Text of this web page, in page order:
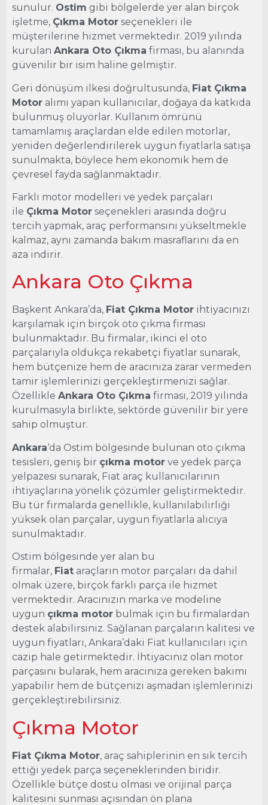
sunulur. Ostim gibi bölgelerde yer alan birçok
işletme, Çıkma Motor seçenekleri ile
müşterilerine hizmet vermektedir. 2019 yılında
kurulan Ankara Oto Çıkma firması, bu alanında
güvenilir bir isim haline gelmiştir.
Geri dönüşüm ilkesi doğrultusunda, Fiat Çıkma
Motor alımı yapan kullanıcılar, doğaya da katkıda
bulunmuş oluyorlar. Kullanım ömrünü
tamamlamış araçlardan elde edilen motorlar,
yeniden değerlendirilerek uygun fiyatlarla satışa
sunulmakta, böylece hem ekonomik hem de
çevresel fayda sağlanmaktadır.
Farklı motor modelleri ve yedek parçaları
ile Çıkma Motor seçenekleri arasında doğru
tercih yapmak, araç performansını yükseltmekle
kalmaz, aynı zamanda bakım masraflarını da en
aza indirir.
Ankara Oto Çıkma
Başkent Ankara’da, Fiat Çıkma Motor ihtiyacınızı
karşılamak için birçok oto çıkma firması
bulunmaktadır. Bu firmalar, ikinci el oto
parçalarıyla oldukça rekabetçi fiyatlar sunarak,
hem bütçenize hem de aracınıza zarar vermeden
tamir işlemlerinizi gerçekleştirmenizi sağlar.
Özellikle Ankara Oto Çıkma firması, 2019 yılında
kurulmasıyla birlikte, sektörde güvenilir bir yere
sahip olmuştur.
Ankara‘da Ostim bölgesinde bulunan oto çıkma
tesisleri, geniş bir çıkma motor ve yedek parça
yelpazesi sunarak, Fiat araç kullanıcılarının
ihtiyaçlarına yönelik çözümler geliştirmektedir.
Bu tür firmalarda genellikle, kullanılabilirliği
yüksek olan parçalar, uygun fiyatlarla alıcıya
sunulmaktadır.
Ostim bölgesinde yer alan bu
firmalar, Fiat araçların motor parçaları da dahil
olmak üzere, birçok farklı parça ile hizmet
vermektedir. Aracınızın marka ve modeline
uygun çıkma motor bulmak için bu firmalardan
destek alabilirsiniz. Sağlanan parçaların kalitesi ve
uygun fiyatları, Ankara’daki Fiat kullanıcıları için
cazip hale getirmektedir. İhtiyacınız olan motor
parçasını bularak, hem aracınıza gereken bakımı
yapabilir hem de bütçenizi aşmadan işlemlerinizi
gerçekleştirebilirsiniz.
Çıkma Motor
Fiat Çıkma Motor, araç sahiplerinin en sık tercih
ettiği yedek parça seçeneklerinden biridir.
Özellikle bütçe dostu olması ve orijinal parça
kalitesini sunması açısından ön plana